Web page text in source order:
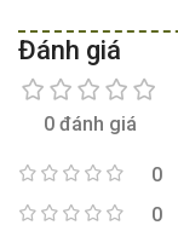
Đánh giá
0 đánh giá
0
0